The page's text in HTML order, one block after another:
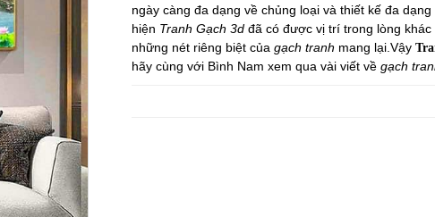
ngày càng đa dạng về chủng loại và thiết kế đa
hiện Tranh Gạch 3d đã có được vị trí trong lòng
những nét riêng biệt của gạch tranh mang lại.Vậy
hãy cùng với Bình Nam xem qua vài viết về gạch